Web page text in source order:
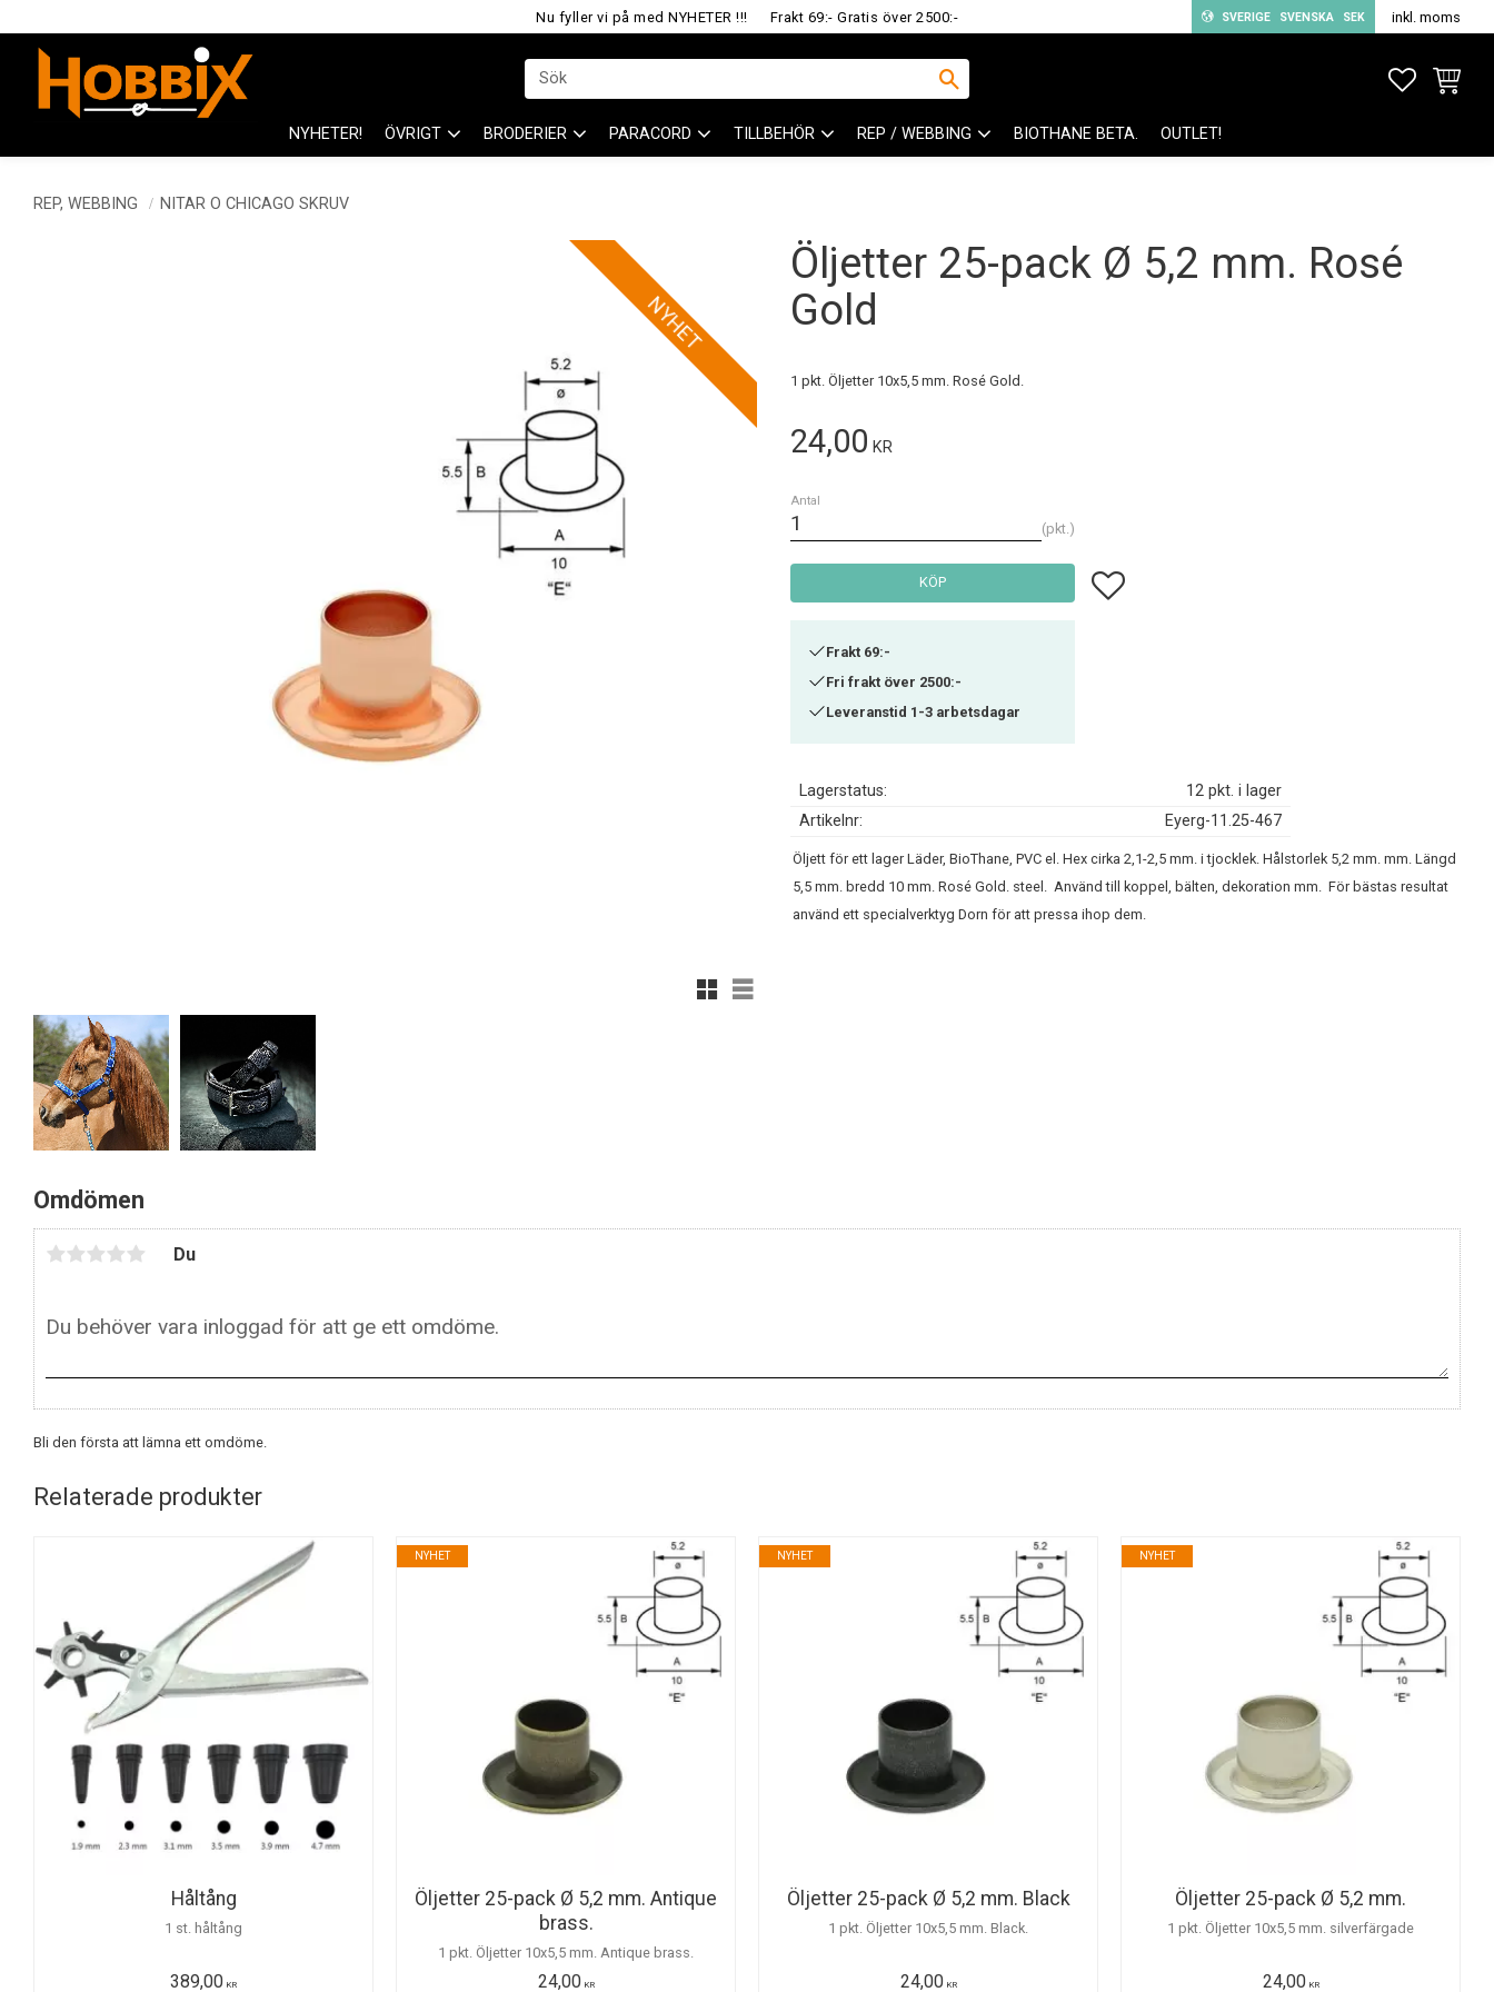
Nu fyller vi på med NYHETER !!! Frakt 69:- Gratis över 2500:- SVERIGE SVENSKA SEK inkl. moms
NYHETER! ÖVRIGT BRODERIER PARACORD TILLBEHÖR REP / WEBBING BIOTHANE BETA. OUTLET!
REP, WEBBING NITAR O CHICAGO SKRUV
Öljetter 25-pack Ø 5,2 mm. Rosé
Gold
1 pkt. Öljetter 10x5,5 mm. Rosé Gold.
NYHET
Rutnätsvy
Listvy
24,00 KR
Antal
pkt.
KÖP Lägg till i favoriter
Frakt 69:-
Fri frakt över 2500:-
Leveranstid 1-3 arbetsdagar
Lagerstatus
12 pkt. i lager
Artikelnr
Eyerg-11.25-467
Öljett för ett lager Läder, BioThane, PVC el. Hex cirka 2,1-2,5 mm. i tjocklek. Hålstorlek 5,2 mm. mm. Längd
5,5 mm. bredd 10 mm. Rosé Gold. steel. Använd till koppel, bälten, dekoration mm. För bästas resultat
använd ett specialverktyg Dorn för att pressa ihop dem.
Omdömen
Du
Bli den första att lämna ett omdöme.
Relaterade produkter
Håltång
1 st. håltång
389,00 KR
Öljetter 25-pack Ø 5,2 mm. Antique
brass.
1 pkt. Öljetter 10x5,5 mm. Antique brass.
24,00KR
NYHET
Öljetter 25-pack Ø 5,2 mm. Black
1 pkt. Öljetter 10x5,5 mm. Black.
24,00KR
NYHET
Öljetter 25-pack Ø 5,2 mm.
1 pkt. Öljetter 10x5,5 mm. silverfärgade
24,00KR
NYHET